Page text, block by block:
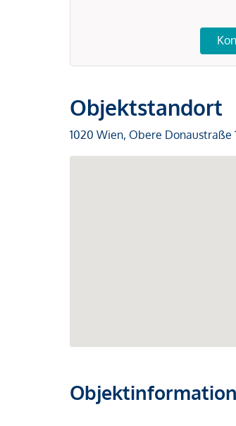
Objektstandort
1020 Wien, Obere Donaustraße